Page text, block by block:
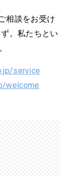
相談をお受け
。私たちとい
service
welcome